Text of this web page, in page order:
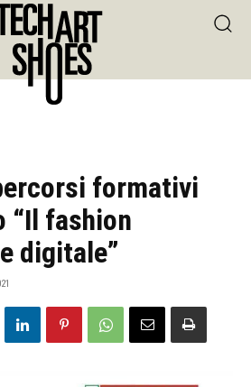
formativi
“Il fashion
digitale”